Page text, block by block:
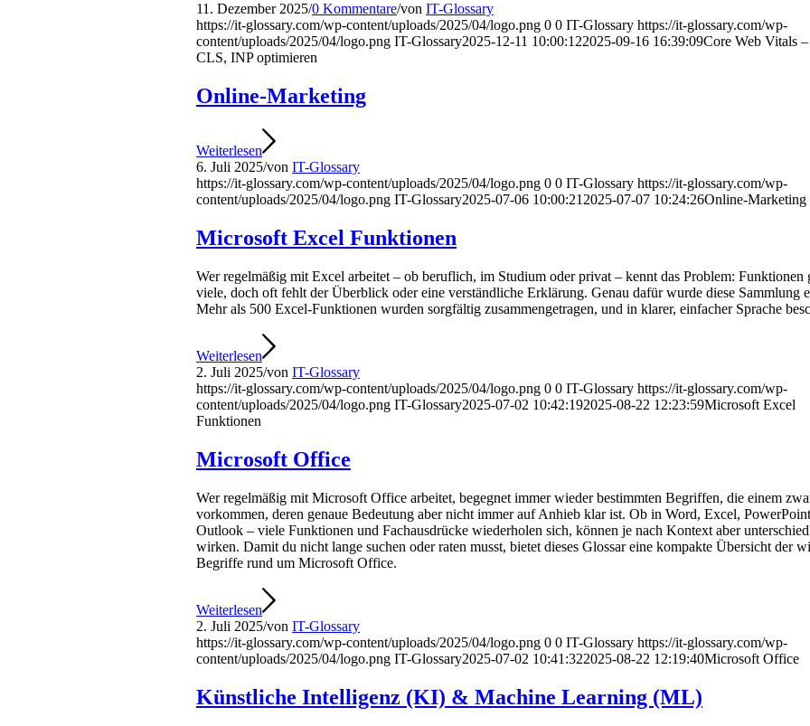
11. Dezember 2025/0 Kommentare/von IT-Glossary
https://it-glossary.com/wp-content/uploads/2025/04/logo.png 0 0 IT-Glossary https://it-glossary.com/wp-
content/uploads/2025/04/logo.png IT-Glossary2025-12-11 10:00:122025-09-16 16:39:09Core Web Vitals
CLS, INP optimieren
Online-Marketing
Weiterlesen
6. Juli 2025/von IT-Glossary
https://it-glossary.com/wp-content/uploads/2025/04/logo.png 0 0 IT-Glossary https://it-glossary.com/wp-
content/uploads/2025/04/logo.png IT-Glossary2025-07-06 10:00:21 2025-07-07 10:24:26Online-Marketing
Microsoft Excel Funktionen
Wer regelmäßig mit Excel arbeitet – ob beruflich, im Studium oder privat – kennt das Problem: Funktionen
viele, doch oft fehlt der Überblick oder eine verständliche Erklärung. Genau dafür wurde diese Sammlung
Mehr als 500 Excel-Funktionen wurden sorgfältig zusammengetragen, und in klarer, einfacher Sprache
Weiterlesen
2. Juli 2025/von IT-Glossary
https://it-glossary.com/wp-content/uploads/2025/04/logo.png 0 0 IT-Glossary https://it-glossary.com/wp-
content/uploads/2025/04/logo.png IT-Glossary2025-07-02 10:42:192025-08-22 12:23:59Microsoft Excel
Funktionen
Microsoft Office
Wer regelmäßig mit Microsoft Office arbeitet, begegnet immer wieder bestimmten Begriffen, die einem
vorkommen, deren genaue Bedeutung aber nicht immer auf Anhieb klar ist. Ob in Word, Excel,
Outlook – viele Funktionen und Fachausdrücke wiederholen sich, können je nach Kontext aber
wirken. Damit du nicht lange suchen oder raten musst, bietet dieses Glossar eine kompakte Übersicht der
Begriffe rund um Microsoft Office.
Weiterlesen
2. Juli 2025/von IT-Glossary
https://it-glossary.com/wp-content/uploads/2025/04/logo.png 0 0 IT-Glossary https://it-glossary.com/wp-
content/uploads/2025/04/logo.png IT-Glossary2025-07-02 10:41:322025-08-22 12:19:40Microsoft Office
Künstliche Intelligenz (KI) & Machine Learning (ML)